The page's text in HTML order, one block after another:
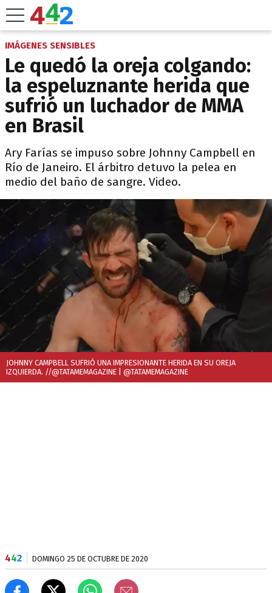
IMÁGENES SENSIBLES
Le quedó la oreja colgando:
la espeluznante herida que
sufrió un luchador de MMA
en Brasil
Ary Farías se impuso sobre Johnny Campbell en
Río de Janeiro. El árbitro detuvo la pelea en
medio del baño de sangre. Video.
JOHNNY CAMPBELL SUFRIÓ UNA IMPRESIONANTE HERIDA EN SU OREJA
IZQUIERDA. //@TATAMEMAGAZINE | @TATAMEMAGAZINE
442 DOMINGO 25 DE OCTUBRE DE 2020